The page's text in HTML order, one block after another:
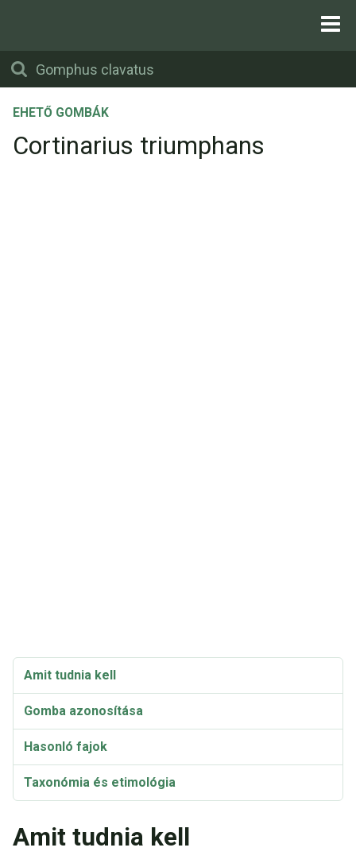
EHETŐ GOMBÁK
Cortinarius triumphans
Amit tudnia kell
Gomba azonosítása
Hasonló fajok
Taxonómia és etimológia
Amit tudnia kell